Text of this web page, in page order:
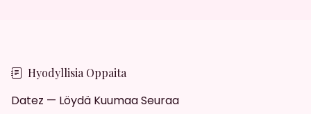
Hyodyllisia Oppaita
Datez — Löydä Kuumaa Seuraa